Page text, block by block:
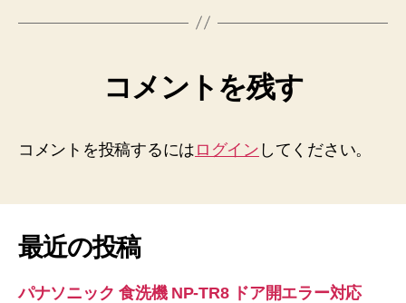
コメントを残す
コメントを投稿するには ログイン してください。
最近の投稿
パナソニック 食洗機 NP-TR8 ドア開エラー対応